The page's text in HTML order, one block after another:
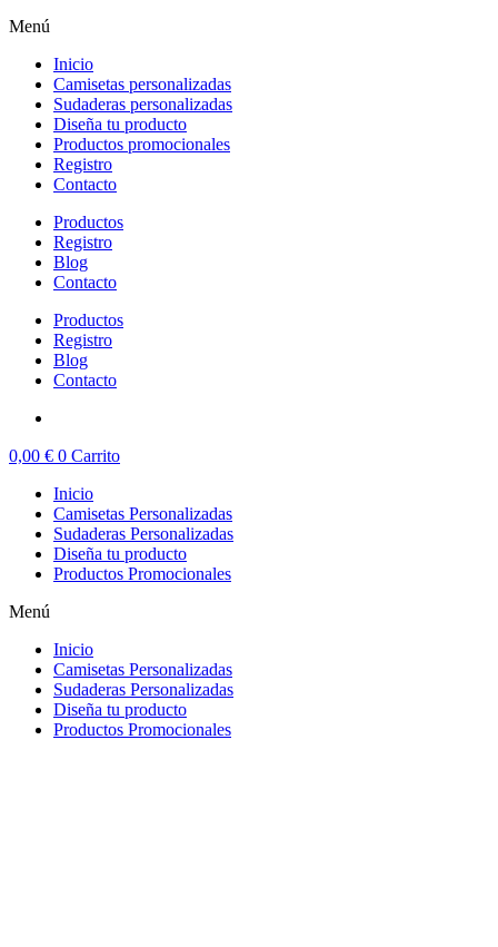
Menú
Inicio
Camisetas personalizadas
Sudaderas personalizadas
Diseña tu producto
Productos promocionales
Registro
Contacto
Productos
Registro
Blog
Contacto
Productos
Registro
Blog
Contacto
0,00 € 0 Carrito
Inicio
Camisetas Personalizadas
Sudaderas Personalizadas
Diseña tu producto
Productos Promocionales
Menú
Inicio
Camisetas Personalizadas
Sudaderas Personalizadas
Diseña tu producto
Productos Promocionales